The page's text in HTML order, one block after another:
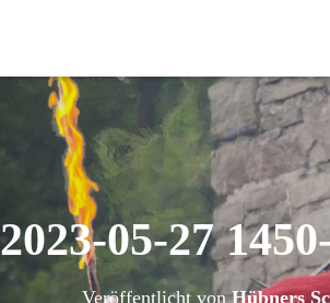
2023-05-27
Veröffentlicht vonHübners